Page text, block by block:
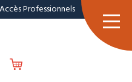
Accès Professionnels